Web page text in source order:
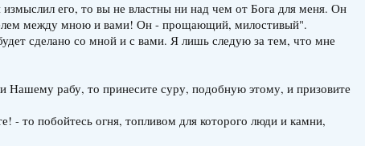
его, то вы не властны ни над чем от Бога для меня. Он
между мною и вами! Он - прощающий, милостивый".
сделано со мной и с вами. Я лишь следую за тем, что мне
Нашему рабу, то принесите суру, подобную этому, и призовите
- то побойтесь огня, топливом для которого люди и камни,